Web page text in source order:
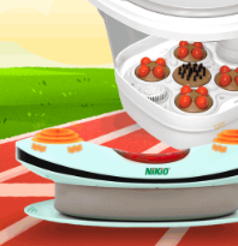
súng massage Nikio
massage Nikio NK-170B
massage Nikio NK-171
ngày dài làm việc căng
bỏ qua cảm giác này
vậy, nhu cầu về một thiết